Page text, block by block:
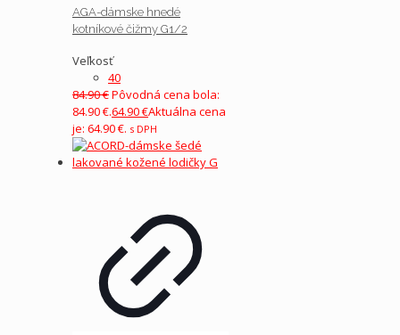
AGA-dámske hnedé
kotníkové čižmy G1/2
Veľkosť
40
84.90€Pôvodná cena bola:
84.90 €.64.90€Aktuálna cena
je: 64.90 €. s DPH